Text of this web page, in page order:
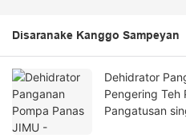
Disaranake Kanggo Sampeyan
Dehidrator
Pengering Teh
Pangatusan